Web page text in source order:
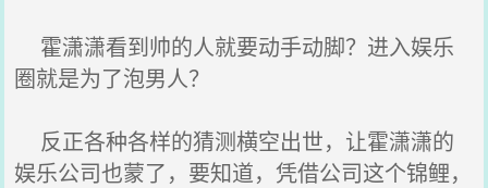
霍潇潇看到帅的人就要动手动脚？进入娱乐
圈就是为了泡男人？
反正各种各样的猜测横空出世，让霍潇潇的
娱乐公司也蒙了，要知道，凭借公司这个锦鲤，